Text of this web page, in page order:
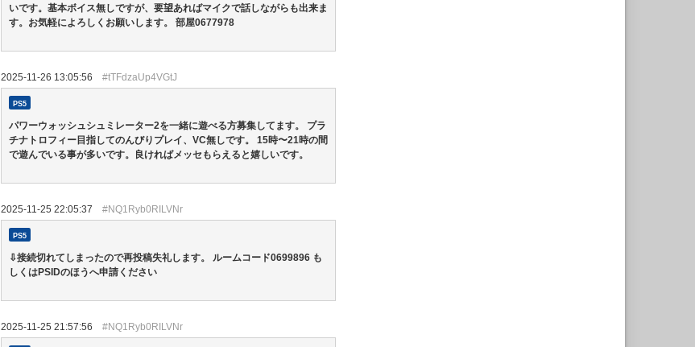
いです。基本ボイス無しですが、要望あればマイクで話しながらも出来ま
す。お気軽によろしくお願いします。 部屋0677978
2025-11-26 13:05:56 #tTFdzaUp4VGtJ
PS5
パワーウォッシュシュミレーター2を一緒に遊べる方募集してます。 プラ
チナトロフィー目指してのんびりプレイ、VC無しです。 15時〜21時の間
で遊んでいる事が多いです。良ければメッセもらえると嬉しいです。
2025-11-25 22:05:37 #NQ1Ryb0RILVNr
PS5
⇩接続切れてしまったので再投稿失礼します。 ルームコード0699896 も
しくはPSIDのほうへ申請ください
2025-11-25 21:57:56 #NQ1Ryb0RILVNr